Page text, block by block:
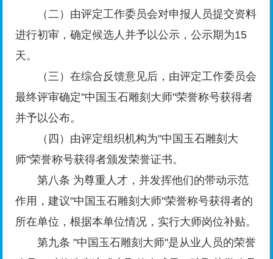
（二）由评定工作委员会对申报人员提交资料
进行初审，确定候选人并予以公示，公示期为15
天。
（三）在综合反馈意见后，由评定工作委员会
最终评审确定"中国玉石雕刻大师"荣誉称号获得者
并予以公布。
（四）由评定组织机构为"中国玉石雕刻大
师"荣誉称号获得者颁发荣誉证书。
第八条 为尊重人才，并发挥他们的带动示范
作用，建议"中国玉石雕刻大师"荣誉称号获得者的
所在单位，根据本单位情况，实行大师岗位补贴。
第九条 "中国玉石雕刻大师"是从业人员的荣誉